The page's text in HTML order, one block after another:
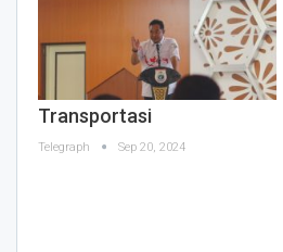
Transportasi
Telegraph Sep 20, 2024